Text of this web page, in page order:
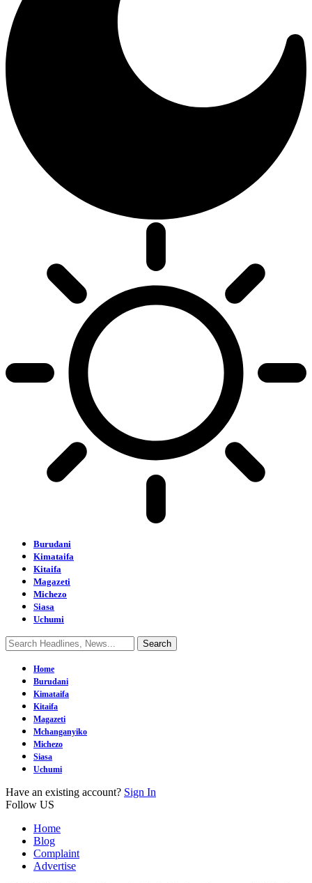
Burudani
Kimataifa
Kitaifa
Magazeti
Michezo
Siasa
Uchumi
Home
Burudani
Kimataifa
Kitaifa
Magazeti
Mchanganyiko
Michezo
Siasa
Uchumi
Have an existing account? Sign In
Follow US
Home
Blog
Complaint
Advertise